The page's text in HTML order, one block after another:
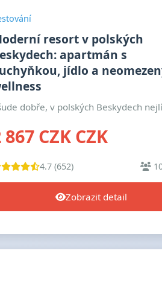
resort v polských
apartmán s
jídlo a
dobře, v polských Beskydech
867 CZK CZK
4.7 (652)
Zobrazit detail